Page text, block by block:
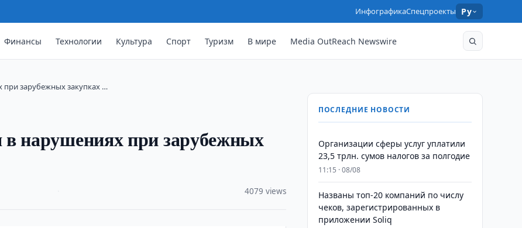
ИнфографикаСпецпроекты Ру
Финансы Технологии Культура Спорт Туризм В мире Media OutReach Newswire
зарубежных закупках …
нарушениях при зарубежных
4079 views
ПОСЛЕДНИЕ НОВОСТИ
Организации сферы услуг уплатили
23,5 трлн. сумов налогов за полгодие
11:15 · 08/08
Названы топ-20 компаний по числу
чеков, зарегистрированных в
приложении Soliq